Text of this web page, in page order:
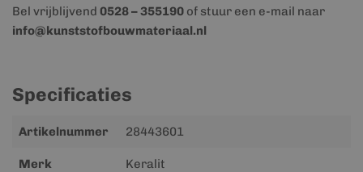
Bel vrijblijvend 0528 – 355190 of stuur een e-mail naar
info@kunststofbouwmateriaal.nl
Specificaties
Meer
Artikelnummer 28443601
Merk Keralit